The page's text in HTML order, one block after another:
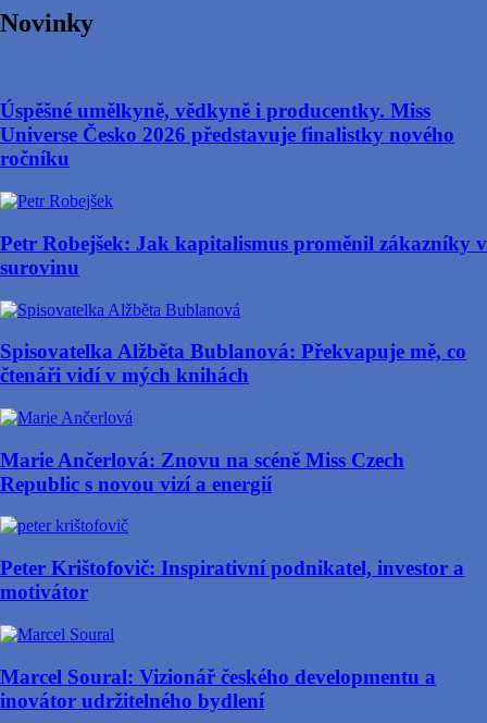
Novinky
Úspěšné umělkyně, vědkyně i producentky. Miss
Universe Česko 2026 představuje finalistky nového
ročníku
Petr Robejšek: Jak kapitalismus proměnil zákazníky v
surovinu
Spisovatelka Alžběta Bublanová: Překvapuje mě, co
čtenáři vidí v mých knihách
Marie Ančerlová: Znovu na scéně Miss Czech
Republic s novou vizí a energií
Peter Krištofovič: Inspirativní podnikatel, investor a
motivátor
Marcel Soural: Vizionář českého developmentu a
inovátor udržitelného bydlení